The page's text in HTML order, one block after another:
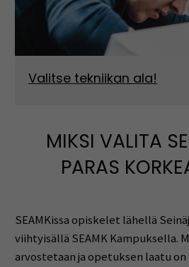
Valitse tekniikan ala!
MIKSI VALITA
PARAS
SEAMKissa opiskelet lähellä
viihtyisällä SEAMK Kampuksella.
arvostetaan ja opetuksen laatu on